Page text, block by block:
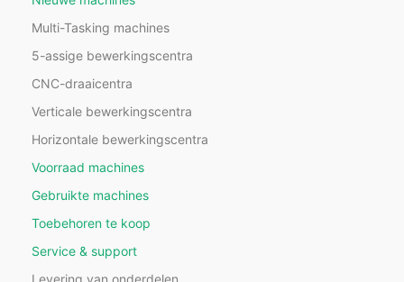
Multi-Tasking machines
5-assige bewerkingscentra
CNC-draaicentra
Verticale bewerkingscentra
Horizontale bewerkingscentra
Voorraad machines
Gebruikte machines
Toebehoren te koop
Service & support